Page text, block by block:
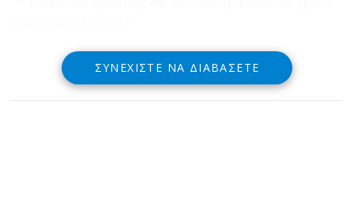
** Ο Διαγόρας Πολυδρόσου ξεκίνησε με -5 βαθμούς
ΣΥΝΕΧΊΣΤΕ ΝΑ ΔΙΑΒΆΣΕΤΕ